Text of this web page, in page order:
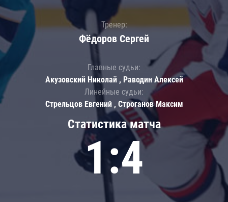
Статистика матча
1:4
Тренер:
Фёдоров Сергей
Главные судьи:
Акузовский Николай , Раводин Алексей
Линейные судьи:
Стрельцов Евгений , Строганов Максим